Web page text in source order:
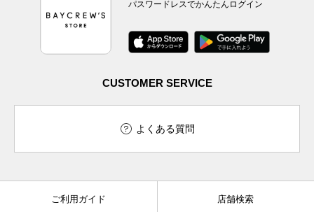
パスワードレスでかんたんログイン
CUSTOMER SERVICE
よくある質問
ご利用ガイド 店舗検索